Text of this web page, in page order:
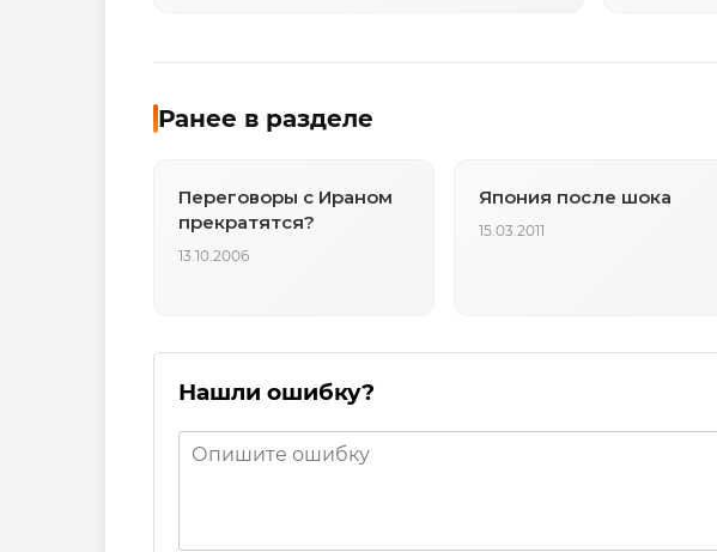
Ранее в разделе
Переговоры с Ираном
прекратятся?
13.10.2006
Япония после шока
15.03.2011
Нашли ошибку?